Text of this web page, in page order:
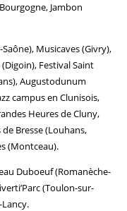
Jambon
Musicaves (Givry),
Festival Saint
Augustodunum
campus en Clunisois,
Heures de Cluny,
Bresse (Louhans,
(Montceau).
Duboeuf (Romanèche-
(Toulon-sur-